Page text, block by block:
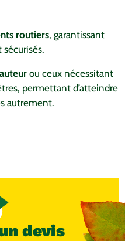
routiers, garantissant
ou ceux nécessitant
permettant d’atteindre
autrement.
devis